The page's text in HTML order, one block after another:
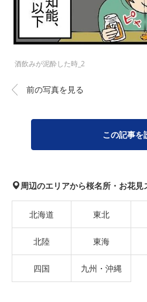
酒飲みが泥酔した時_2
前の写真を見る
この記事を
周辺のエリアから桜名所・お花見
北海道 東北
北陸 東海
四国 九州・沖縄